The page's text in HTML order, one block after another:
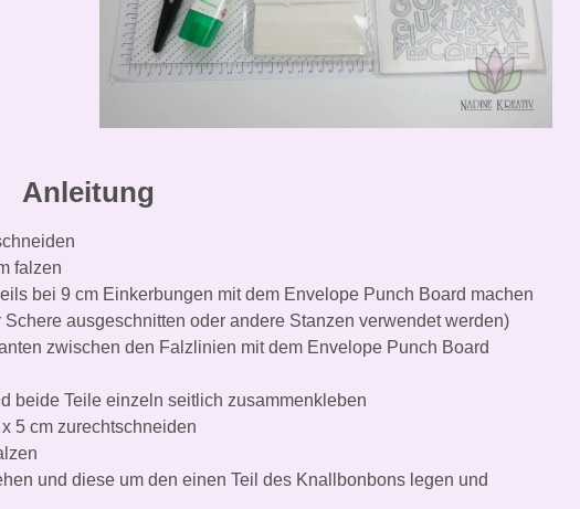
Anleitung
falzen
bei 9 cm Einkerbungen mit dem Envelope Punch Board machen
ausgeschnitten oder andere Stanzen verwendet werden)
zwischen den Falzlinien mit dem Envelope Punch Board
beide Teile einzeln seitlich zusammenkleben
5 cm zurechtschneiden
und diese um den einen Teil des Knallbonbons legen und